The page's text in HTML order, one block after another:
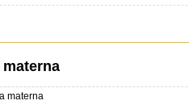
materna